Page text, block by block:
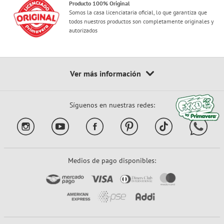
Producto 100% Original
Somos la casa licenciataria oficial, lo que garantiza que
todos nuestros productos son completamente originales y
autorizados
Síguenos en nuestras redes:
Medios de pago disponibles: